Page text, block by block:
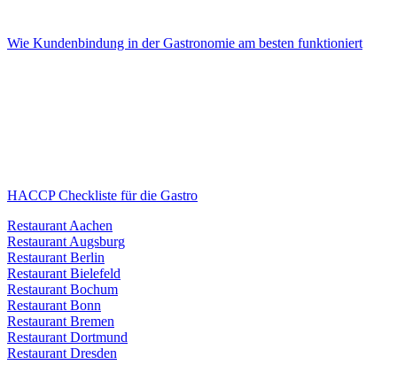
Wie Kundenbindung in der Gastronomie am besten funktioniert
HACCP Checkliste für die Gastro
Restaurant Aachen
Restaurant Augsburg
Restaurant Berlin
Restaurant Bielefeld
Restaurant Bochum
Restaurant Bonn
Restaurant Bremen
Restaurant Dortmund
Restaurant Dresden